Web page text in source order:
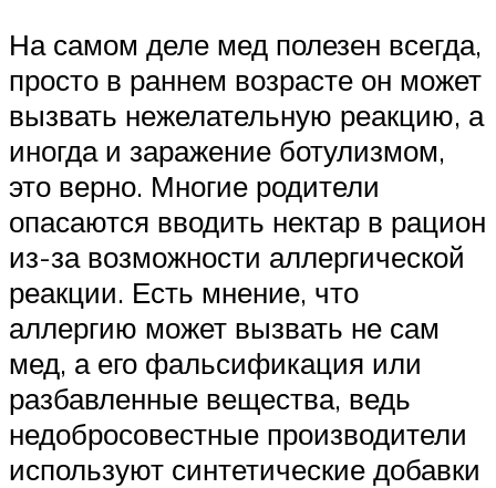
На самом деле мед полезен всегда,
просто в раннем возрасте он может
вызвать нежелательную реакцию, а
иногда и заражение ботулизмом,
это верно. Многие родители
опасаются вводить нектар в рацион
из-за возможности аллергической
реакции. Есть мнение, что
аллергию может вызвать не сам
мед, а его фальсификация или
разбавленные вещества, ведь
недобросовестные производители
используют синтетические добавки